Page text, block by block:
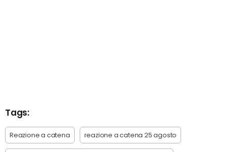
Tags:
Reazione a catena reazione a catena 25 agosto